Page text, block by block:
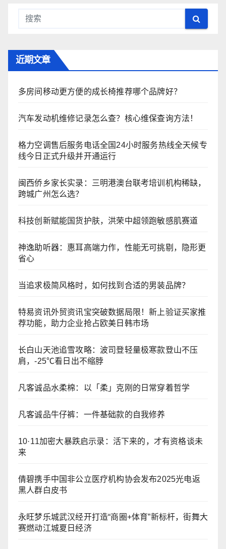
近期文章
多房间移动更方便的成长椅推荐哪个品牌好？
汽车发动机维修记录怎么查？核心维保查询方法！
格力空调售后服务电话全国24小时服务热线全天候专
线今日正式升级并开通运行
闽西侨乡家长实录：三明港澳台联考培训机构稀缺，
跨城广州怎么选？
科技创新赋能国货护肤，洪荣中超领跑敏感肌赛道
神逸助听器：惠耳高端力作，性能无可挑剔，隐形更
省心
当追求极简风格时，如何找到合适的男装品牌？
特易资讯外贸资讯宝突破数据局限！新上验证买家推
荐功能，助力企业抢占欧美日韩市场
长白山天池追雪攻略：波司登轻量极寒款登山不压
肩，-25℃看日出不缩脖
凡客诚品水柔棉：以「柔」克刚的日常穿着哲学
凡客诚品牛仔裤：一件基础款的自我修养
10·11加密大暴跌启示录：活下来的，才有资格谈未
来
倩碧携手中国非公立医疗机构协会发布2025光电返
黑人群白皮书
永旺梦乐城武汉经开打造“商圈+体育”新标杆，街舞大
赛燃动江城夏日经济